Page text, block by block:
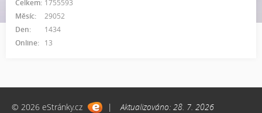
Online: 13
Celkem: 1755593
Měsíc:
29052
Den:
1434
© 2026 eStránky.cz | Aktualizováno: 28. 7. 2026